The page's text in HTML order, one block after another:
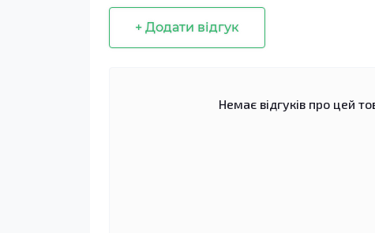
+ Додати відгук
Немає відгуків про цей